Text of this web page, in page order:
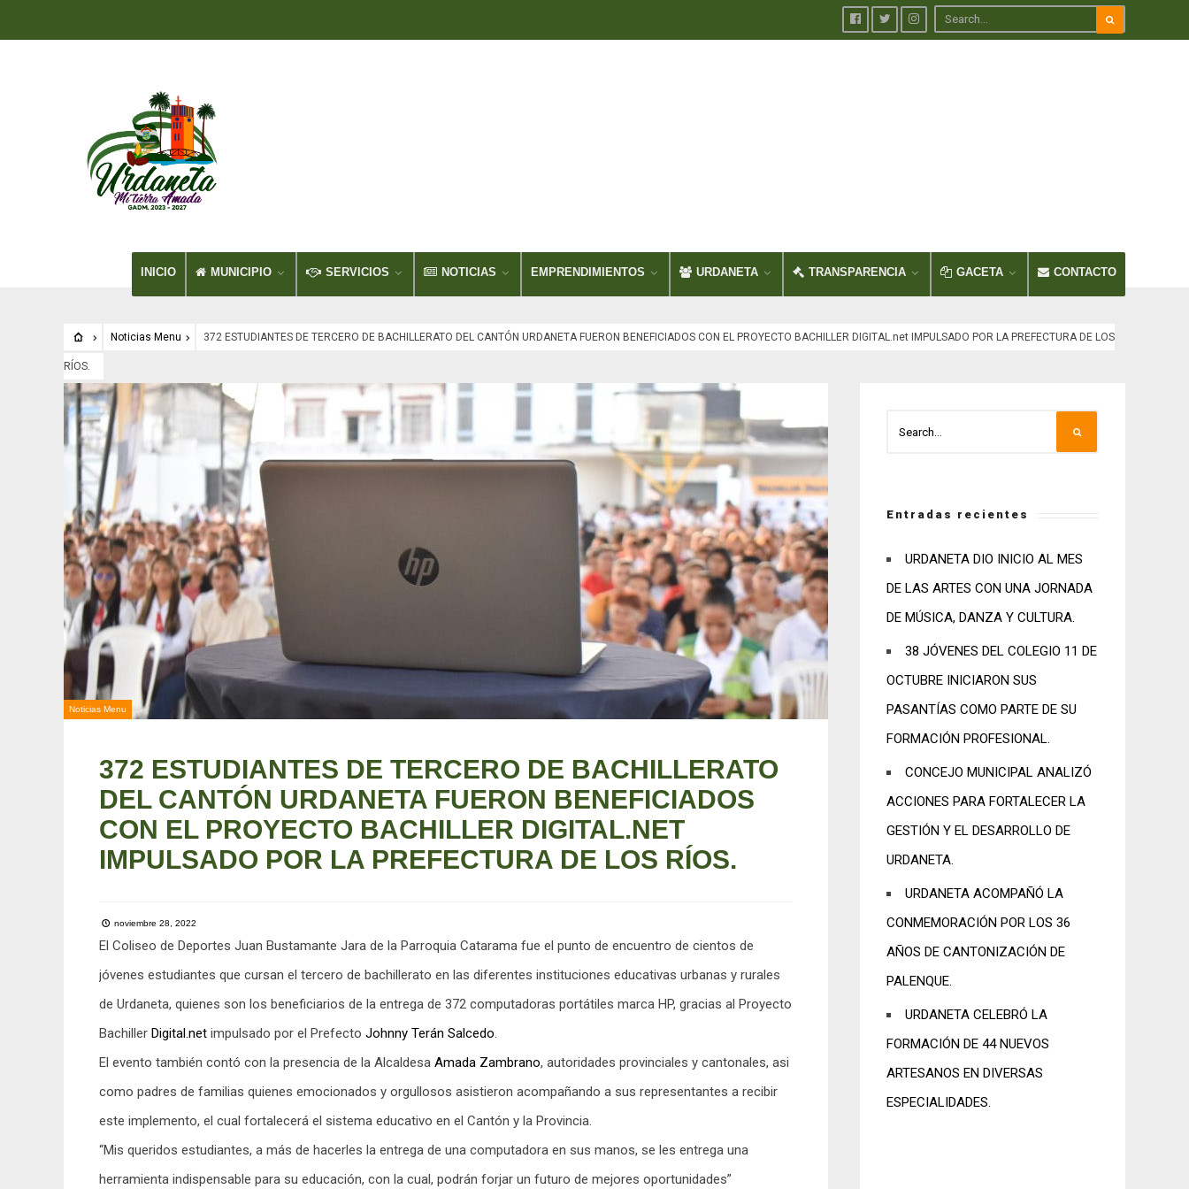
INICIO MUNICIPIO SERVICIOS NOTICIAS EMPRENDIMIENTOS URDANETA TRANSPARENCIA GACETA CONTACTO
Noticias Menu 372 ESTUDIANTES DE TERCERO DE BACHILLERATO DEL CANTÓN URDANETA FUERON BENEFICIADOS CON EL PROYECTO BACHILLER DIGITAL.net IMPULSADO POR LA PREFECTURA DE LOS
RÍOS.
Noticias Menu
372 ESTUDIANTES DE TERCERO DE BACHILLERATO
DEL CANTÓN URDANETA FUERON BENEFICIADOS
CON EL PROYECTO BACHILLER DIGITAL.NET
IMPULSADO POR LA PREFECTURA DE LOS RÍOS.
noviembre 28, 2022
El Coliseo de Deportes Juan Bustamante Jara de la Parroquia Catarama fue el punto de encuentro de cientos de
jóvenes estudiantes que cursan el tercero de bachillerato en las diferentes instituciones educativas urbanas y rurales
de Urdaneta, quienes son los beneficiarios de la entrega de 372 computadoras portátiles marca HP, gracias al Proyecto
Bachiller Digital.net impulsado por el Prefecto Johnny Terán Salcedo.
El evento también contó con la presencia de la Alcaldesa Amada Zambrano, autoridades provinciales y cantonales, asi
como padres de familias quienes emocionados y orgullosos asistieron acompañando a sus representantes a recibir
este implemento, el cual fortalecerá el sistema educativo en el Cantón y la Provincia.
“Mis queridos estudiantes, a más de hacerles la entrega de una computadora en sus manos, se les entrega una
herramienta indispensable para su educación, con la cual, podrán forjar un futuro de mejores oportunidades”
Entradas recientes
URDANETA DIO INICIO AL MES
DE LAS ARTES CON UNA JORNADA
DE MÚSICA, DANZA Y CULTURA.
38 JÓVENES DEL COLEGIO 11 DE
OCTUBRE INICIARON SUS
PASANTÍAS COMO PARTE DE SU
FORMACIÓN PROFESIONAL.
CONCEJO MUNICIPAL ANALIZÓ
ACCIONES PARA FORTALECER LA
GESTIÓN Y EL DESARROLLO DE
URDANETA.
URDANETA ACOMPAÑÓ LA
CONMEMORACIÓN POR LOS 36
AÑOS DE CANTONIZACIÓN DE
PALENQUE.
URDANETA CELEBRÓ LA
FORMACIÓN DE 44 NUEVOS
ARTESANOS EN DIVERSAS
ESPECIALIDADES.